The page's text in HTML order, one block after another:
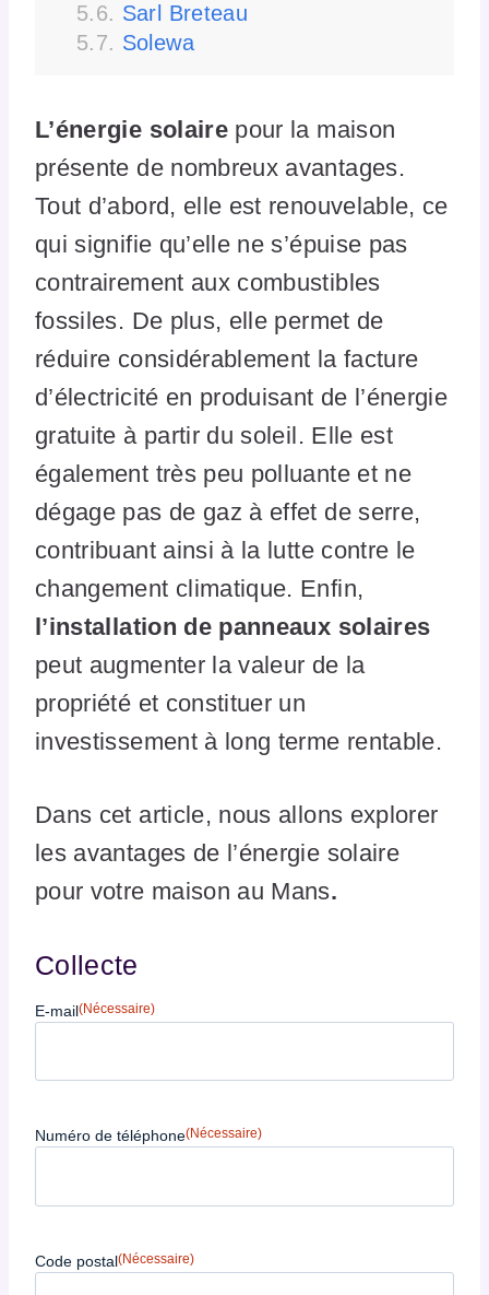
Sarl Breteau
Solewa
L’énergie solairepour la maison
présente de nombreux avantages.
Tout d’abord, elle est renouvelable, ce
qui signifie qu’elle ne s’épuise pas
contrairement aux combustibles
fossiles. De plus, elle permet de
réduire considérablement la facture
d’électricité en produisant de l’énergie
gratuite à partir du soleil. Elle est
également très peu polluante et ne
dégage pas de gaz à effet de serre,
contribuant ainsi à la lutte contre le
changement climatique. Enfin,
l’installation de panneaux solaires
peut augmenter la valeur de la
propriété et constituer un
investissement à long terme rentable.
Dans cet article, nous allons explorer
les avantages de l’énergie solaire
pour votre maison au Mans.
Collecte
E-mail(Nécessaire)
Numéro de téléphone(Nécessaire)
Code postal(Nécessaire)